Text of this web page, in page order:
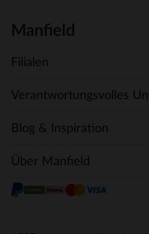
Manfield
Filialen
Verantwortungsvolles
Blog & Inspiration
Über Manfield